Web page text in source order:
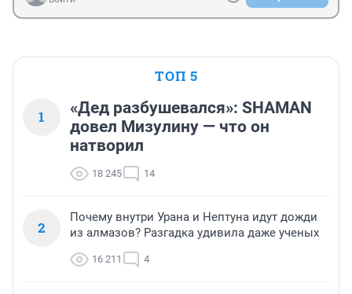
ТОП 5
1
«Дед разбушевался»: SHAMAN
довел Мизулину — что он
натворил
18 245 14
2
Почему внутри Урана и Нептуна идут дожди
из алмазов? Разгадка удивила даже ученых
16 211 4